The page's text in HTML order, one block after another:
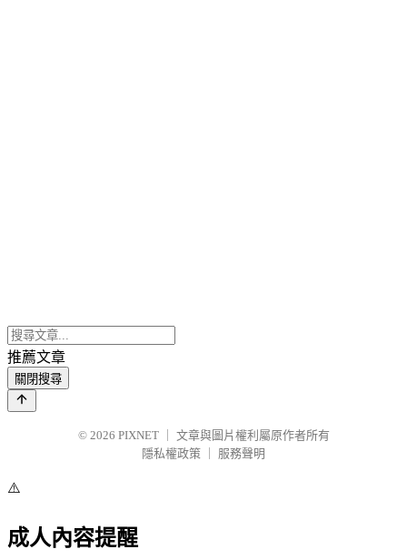
推薦文章
關閉搜尋
© 2026 PIXNET
文章與圖片權利屬原作者所有
隱私權政策
服務聲明
⚠️
成人內容提醒